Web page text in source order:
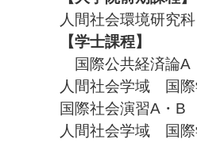
人間社会環境研究
【学士課程】
国際公共経済論A
人間社会学域 国
国際社会演習A・B
人間社会学域 国